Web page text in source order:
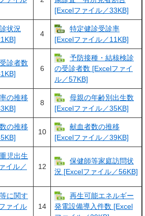
[Excelファイル／33KB]
状況
4
特定健診受診率
[Excelファイル／11KB]
診者数
6
予防接種・結核検診
の受診者数 [Excelファイ
ル／57KB]
の推移
8
母親の年齢別出生数
[Excelファイル／35KB]
の推移
10
献血者数の推移
[Excelファイル／39KB]
児出生
イル／
12
保健師等家庭訪問状
況 [Excelファイル／56KB]
に関す
ァイル
14
再生可能エネルギー
発電設備導入件数 [Excel